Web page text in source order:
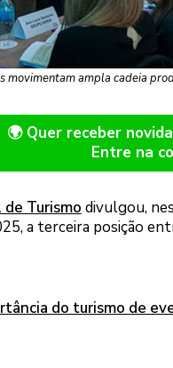
movimentam ampla cadeia
🌍 Quer receber
Entre na
Turismo divulgou,
a terceira posição
do turismo de